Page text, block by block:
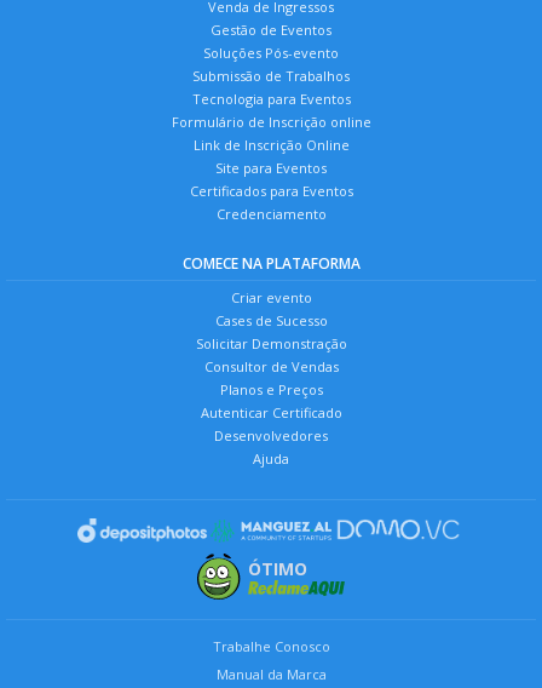
Venda de Ingressos
Gestão de Eventos
Soluções Pós-evento
Submissão de Trabalhos
Tecnologia para Eventos
Formulário de Inscrição online
Link de Inscrição Online
Site para Eventos
Certificados para Eventos
Credenciamento
COMECE NA PLATAFORMA
Criar evento
Cases de Sucesso
Solicitar Demonstração
Consultor de Vendas
Planos e Preços
Autenticar Certificado
Desenvolvedores
Ajuda
ÓTIMO
Trabalhe Conosco
Manual da Marca